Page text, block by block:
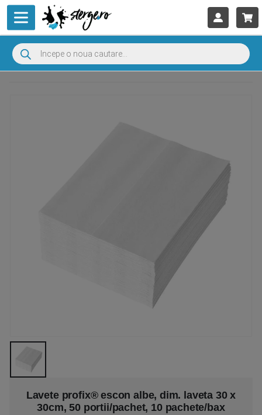
Lavete profix® escon albe, dim. laveta 30 x
30cm, 50 portii/pachet, 10 pachete/bax